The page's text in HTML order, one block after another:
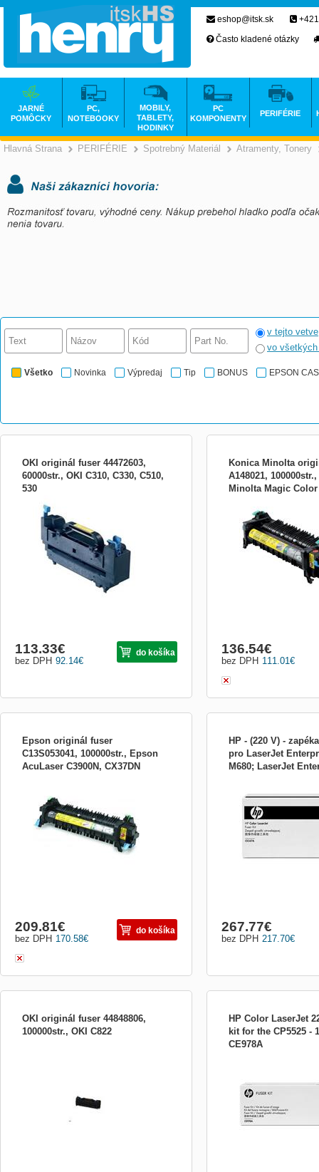
Hlavná Strana >
PERIFÉRIE >
Spotrebný Materiál >
Atramenty, Tonery
v tejto vetve
vo
Všetko Novinka Výpredaj Tip BONUS EPSON
OKI originál fuser 44472603,
60000str., OKI C310, C330, C510,
530
C301/C310/C321/C330/C331/C332/C510/C511/C530/C531/MC332/MC342/MC351/
(60 000 stran)
92.14€
bez DPH
113.33€ do košíka
Konica Minolta
A148021,
Minolta Magic Color
krytí). Pro celou
111.01€
bez DPH
136.54€
Epson originál fuser
C13S053041, 100000str., Epson
AcuLaser C3900N, CX37DN
CX37DTN, CX37DTNF
170.58€
bez DPH
209.81€ do košíka
HP - (220 V) -
pro LaserJet
M680; LaserJet
vynikající barevné
ostrý černý text pomocí
HP s tonerem
kvalitě tiskového centra i
– toner HP ...
217.70€
bez DPH
267.77€
OKI originál fuser 44848806,
100000str., OKI C822
HP Color LaserJet
kit for the CP5525 -
CE978A
problémů. Tisková
Výtěžnost (barevně): až
eshop@itsk.sk
Často kladené otázky
JARNÉ
POMÔCKY
PC,
NOTEBOOKY
MOBILY,
TABLETY,
HODINKY
PC
KOMPONENTY
PERIFÉRIE